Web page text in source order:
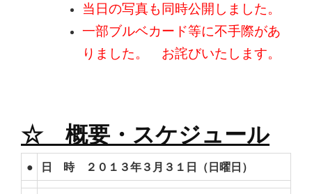
当日の写真も同時公開しました。
一部ブルベカード等に不手際があ
りました。 お詫びいたします。
☆ 概要・スケジュール
● 日 時 ２０１３年３月３１日（日曜日）